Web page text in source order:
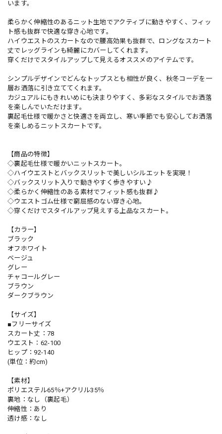
います。
柔らかく伸縮性のあるニット生地でアクティブに動きやすく、フィッ
ト感も抜群で快適な穿き心地です。
ハイウエストのスカートなので腰高効果も抜群で、ロングなスカート
丈でレッグラインも綺麗にカバーしてくれます。
穿くだけでスタイルアップして見えるオススメのアイテムです。
シンプルデザインでどんなトップスとも相性が良く、秋冬コーデを一
層お洒落に引き立ててくれます。
カジュアルにもきれいめにも決まりやすく、多彩なスタイルでお洒落
を楽しんでいただけます。
裏起毛仕様で暖かさと快適さを両立し、寒い季節でも安心してお洒落
を楽しめるニットスカートです。
【商品の特徴】
◇裏起毛仕様で暖かいニットスカート。
◇ハイウエストとバックスリットで美しいシルエットを実現！
◇バックスリット入りで動きやすく歩きやすい♪
◇柔らかく伸縮性のある素材でフィット感も抜群♪
◇ウエストゴム仕様で窮屈感のない穿き心地。
◇穿くだけでスタイルアップ見えする上品なスカート。
【カラー】
ブラック
オフホワイト
ベージュ
グレー
チャコールグレー
ブラウン
ダークブラウン
【サイズ】
■フリーサイズ
スカート丈：78
ウエスト：62-100
ヒップ：92-140
(単位：約cm)
【素材】
ポリエステル65％+アクリル35％
裏地：なし（裏起毛）
伸縮性：あり
透け感：なし